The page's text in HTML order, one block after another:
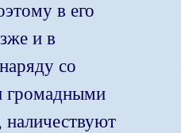
в его
и в
со
громадными